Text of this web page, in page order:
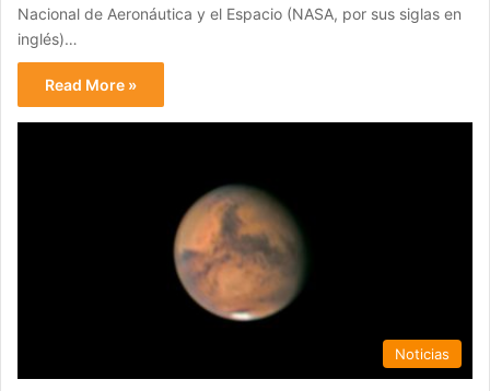
Nacional de Aeronáutica y el Espacio (NASA, por sus siglas en
inglés)…
Read More »
Noticias